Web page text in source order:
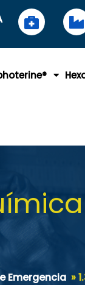
Emergencia »